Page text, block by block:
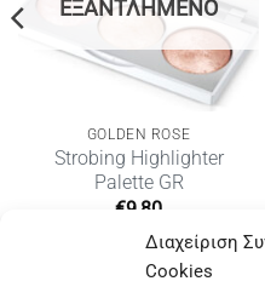
Διαχείριση
Cookies
ΕΞΑΝΤΛΗΜΈΝΟ
GOLDEN ROSE
Strobing Highlighter
Palette GR
€9,80